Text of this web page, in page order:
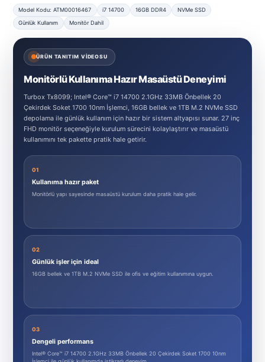
Model Kodu: ATM00016467 i7 14700 16GB DDR4
NVMe SSD
Günlük Kullanım
Monitör Dahil
ÜRÜN TANITIM VİDEOSU
Monitörlü Kullanıma Hazır Masaüstü Deneyimi
Turbox Tx8099; Intel® Core™ i7 14700 2.1GHz 33MB Önbellek 20
Çekirdek Soket 1700 10nm İşlemci, 16GB bellek ve 1TB M.2 NVMe SSD
depolama ile günlük kullanım için hazır bir sistem altyapısı sunar. 27 inç
FHD monitör seçeneğiyle kurulum sürecini kolaylaştırır ve masaüstü
kullanımını tek pakette pratik hale getirir.
01
Kullanıma hazır paket
Monitörlü yapı sayesinde masaüstü kurulum daha pratik hale gelir.
02
Günlük işler için ideal
16GB bellek ve 1TB M.2 NVMe SSD ile ofis ve eğitim kullanımına uygun.
03
Dengeli performans
Intel® Core™ i7 14700 2.1GHz 33MB Önbellek 20 Çekirdek Soket 1700 10nm